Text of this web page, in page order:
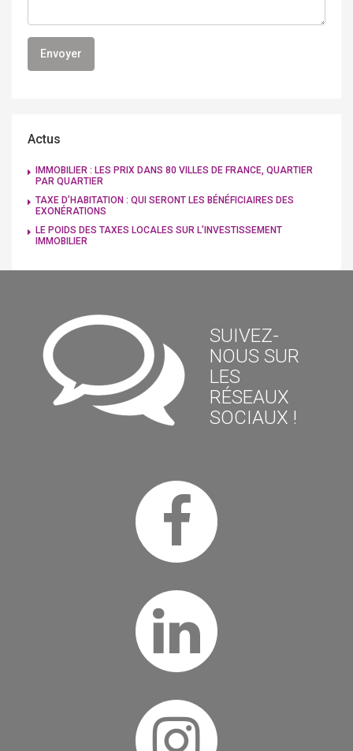
Actus
IMMOBILIER : LES PRIX DANS 80 VILLES DE FRANCE, QUARTIER
PAR QUARTIER
TAXE D’HABITATION : QUI SERONT LES BÉNÉFICIAIRES DES
EXONÉRATIONS
LE POIDS DES TAXES LOCALES SUR L’INVESTISSEMENT
IMMOBILIER
SUIVEZ-
NOUS SUR
LES
RÉSEAUX
SOCIAUX !